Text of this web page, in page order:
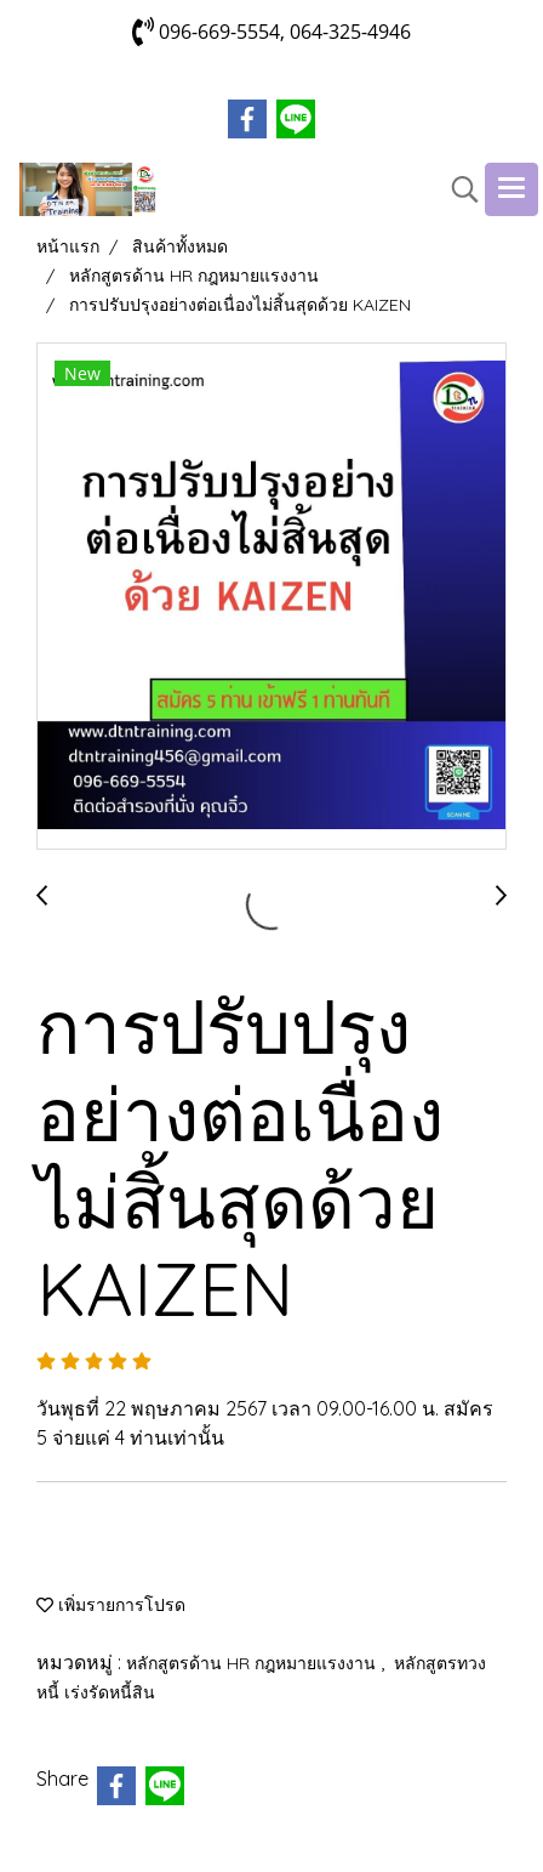
096-669-5554, 064-325-4946
หน้าแรก
สินค้าทั้งหมด
หลักสูตรด้าน HR กฎหมายแรงงาน
การปรับปรุงอย่างต่อเนื่องไม่สิ้นสุดด้วย KAIZEN
New
การปรับปรุง
อย่างต่อเนื่อง
ไม่สิ้นสุดด้วย
KAIZEN
วันพุธที่ 22 พฤษภาคม 2567 เวลา 09.00-16.00 น. สมัคร
5 จ่ายแค่ 4 ท่านเท่านั้น
เพิ่มรายการโปรด
หมวดหมู่ : หลักสูตรด้าน HR กฎหมายแรงงาน , หลักสูตรทวง
หนี้ เร่งรัดหนี้สิน
Share